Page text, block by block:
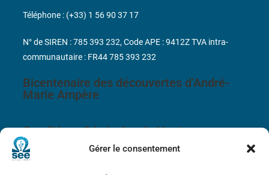
Gérer le consentement
Bicentenaire des découvertes d’André-
Marie Ampère
Conditions Générales de Vente
Téléphone : (+33) 1 56 90 37 17
N° de SIREN : 785 393 232, Code APE : 9412Z TVA intra-
communautaire : FR44 785 393 232